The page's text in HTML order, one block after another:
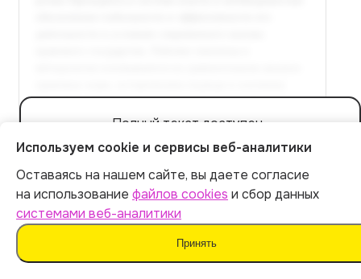
Полный текст доступен
в расширенной версии
Оплатить 99 р.
Итог:99р.
Оплатить
Используем cookie и сервисы веб-аналитики
Оставаясь на нашем сайте, вы даете согласие
на использование файлов cookies и сбор данных
системами веб-аналитики
Принять